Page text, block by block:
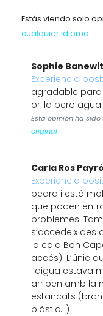
Estás viendo solo
cualquier idioma
Sophie Banewit
Experiencia
agradable para
orilla pero
Esta opinión ha
original
Carla Ros Payró
Experiencia
pedra i està
que poden
problemes.
s’accedeix des
la cala Bon
accés). L’únic
l’aigua estava
arriben amb la
estancats
plàstic…)